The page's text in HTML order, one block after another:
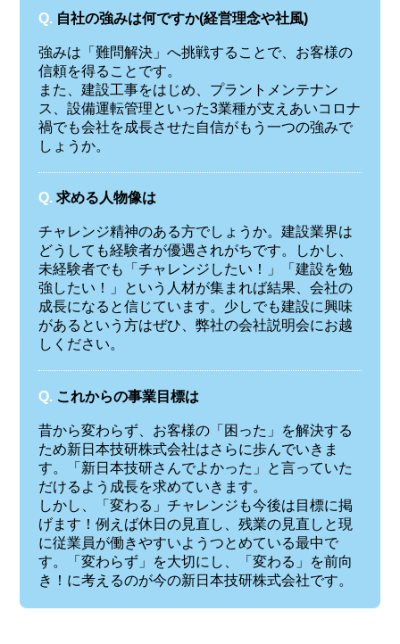
Q. 自社の強みは何ですか(経営理念や社風)
強みは「難問解決」へ挑戦することで、お客様の
信頼を得ることです。
また、建設工事をはじめ、プラントメンテナン
ス、設備運転管理といった3業種が支えあいコロナ
禍でも会社を成長させた自信がもう一つの強みで
しょうか。
Q. 求める人物像は
チャレンジ精神のある方でしょうか。建設業界は
どうしても経験者が優遇されがちです。しかし、
未経験者でも「チャレンジしたい！」「建設を勉
強したい！」という人材が集まれば結果、会社の
成長になると信じています。少しでも建設に興味
があるという方はぜひ、弊社の会社説明会にお越
しください。
Q. これからの事業目標は
昔から変わらず、お客様の「困った」を解決する
ため新日本技研株式会社はさらに歩んでいきま
す。「新日本技研さんでよかった」と言っていた
だけるよう成長を求めていきます。
しかし、「変わる」チャレンジも今後は目標に掲
げます！例えば休日の見直し、残業の見直しと現
に従業員が働きやすいようつとめている最中で
す。「変わらず」を大切にし、「変わる」を前向
き！に考えるのが今の新日本技研株式会社です。